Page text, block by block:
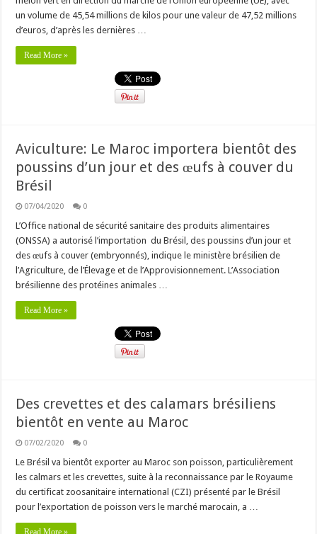
un volume de 45,54 millions de kilos pour une valeur de 47,52 millions
d’euros, d’après les dernières …
Read More »
Aviculture: Le Maroc importera bientôt des
poussins d’un jour et des œufs à couver du
Brésil
07/04/2020 0
L’Office national de sécurité sanitaire des produits alimentaires
(ONSSA) a autorisé l’importation du Brésil, des poussins d’un jour et
des œufs à couver (embryonnés), indique le ministère brésilien de
l’Agriculture, de l’Élevage et de l’Approvisionnement. L’Association
brésilienne des protéines animales …
Read More »
Des crevettes et des calamars brésiliens
bientôt en vente au Maroc
07/02/2020 0
Le Brésil va bientôt exporter au Maroc son poisson, particulièrement
les calmars et les crevettes, suite à la reconnaissance par le Royaume
du certificat zoosanitaire international (CZI) présenté par le Brésil
pour l’exportation de poisson vers le marché marocain, a …
Read More »